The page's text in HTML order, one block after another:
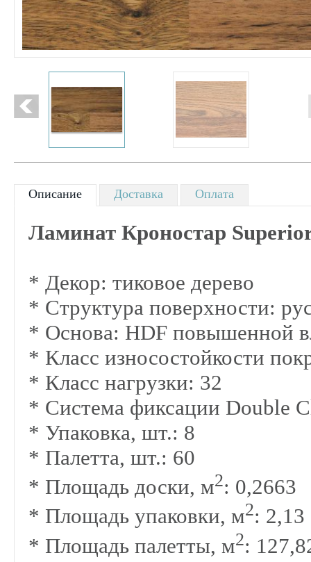
Описание Доставка Оплата
Ламинат Кроностар
* Декор: тиковое дерево
* Структура поверхности:
* Основа: HDF повышенной
* Класс износостойкости
* Класс нагрузки: 32
* Система фиксации Double
* Упаковка, шт.: 8
* Палетта, шт.: 60
* Площадь доски, м2: 0,2663
* Площадь упаковки, м2: 2,13
* Площадь палетты, м2: